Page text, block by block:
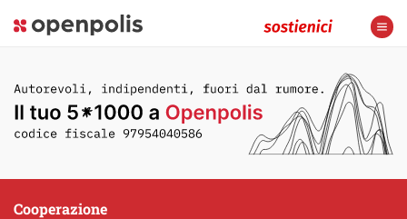
Cooperazione